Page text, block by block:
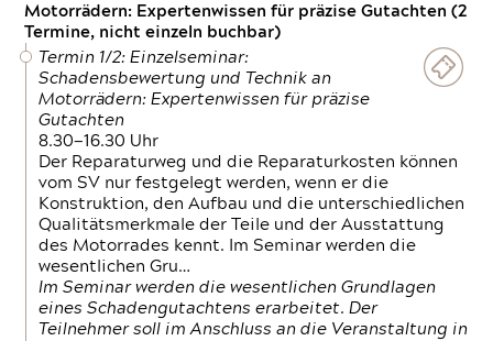
Motorrädern: Expertenwissen für präzise Gutachten (2
Termine, nicht einzeln buchbar)
Termin 1/2: Einzelseminar:
Schadensbewertung und Technik an
Motorrädern: Expertenwissen für präzise
Gutachten
8.30—16.30 Uhr
Der Reparaturweg und die Reparaturkosten können
vom SV nur festgelegt werden, wenn er die
Konstruktion, den Aufbau und die unterschiedlichen
Qualitätsmerkmale der Teile und der Ausstattung
des Motorrades kennt. Im Seminar werden die
wesentlichen Gru…
Im Seminar werden die wesentlichen Grundlagen
eines Schadengutachtens erarbeitet. Der
Teilnehmer soll im Anschluss an die Veranstaltung in